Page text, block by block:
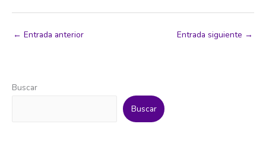
← Entrada anterior Entrada siguiente →
Buscar
Buscar